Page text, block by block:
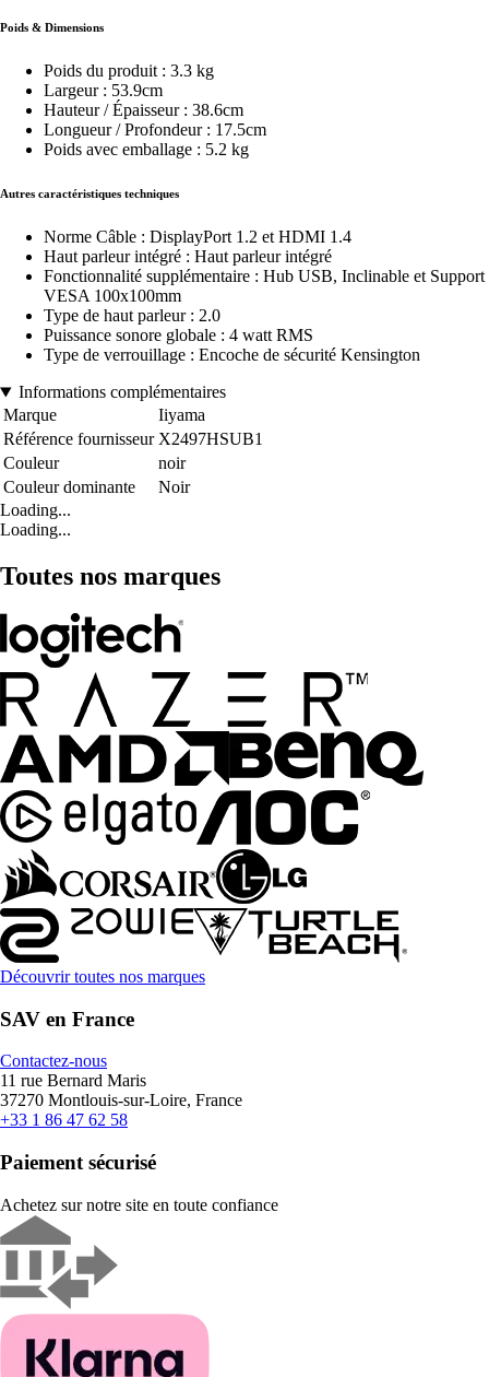
Poids & Dimensions
Poids du produit : 3.3 kg
Largeur : 53.9cm
Hauteur / Épaisseur : 38.6cm
Longueur / Profondeur : 17.5cm
Poids avec emballage : 5.2 kg
Autres caractéristiques techniques
Norme Câble : DisplayPort 1.2 et HDMI 1.4
Haut parleur intégré : Haut parleur intégré
Fonctionnalité supplémentaire : Hub USB, Inclinable et Support
VESA 100x100mm
Type de haut parleur : 2.0
Puissance sonore globale : 4 watt RMS
Type de verrouillage : Encoche de sécurité Kensington
Informations complémentaires
Marque
Iiyama
Référence fournisseur X2497HSUB1
Couleur
noir
Couleur dominante
Noir
Loading...
Loading...
Toutes nos marques
Découvrir toutes nos marques
SAV en France
Contactez-nous
11 rue Bernard Maris
37270 Montlouis-sur-Loire, France
+33 1 86 47 62 58
Paiement sécurisé
Achetez sur notre site en toute confiance